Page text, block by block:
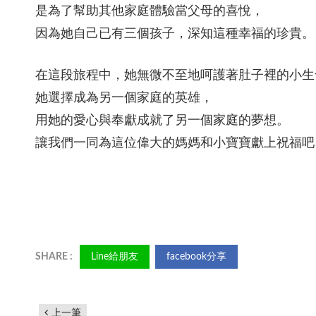
是為了幫助其他家庭體驗當父母的喜悅，
因為她自己已有三個孩子，深知這種幸福的珍貴。
在這段旅程中，她無微不至地呵護著肚子裡的小
她選擇成為另一個家庭的英雄，
用她的愛心與奉獻成就了另一個家庭的夢想。
讓我們一同為這位偉大的媽媽和小寶寶獻上祝福
Line給朋友 facebook分享
上一筆